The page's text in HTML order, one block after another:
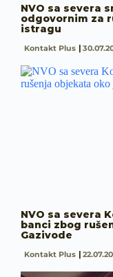
NVO sa severa
odgovornim za
istragu
Kontakt Plus
NVO sa severa
banci zbog
Gazivode
Kontakt Plus